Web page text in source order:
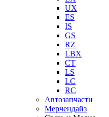
UX
ES
IS
GS
RZ
LBX
CT
LS
LC
RC
Автозапчасти
Мерчендайз